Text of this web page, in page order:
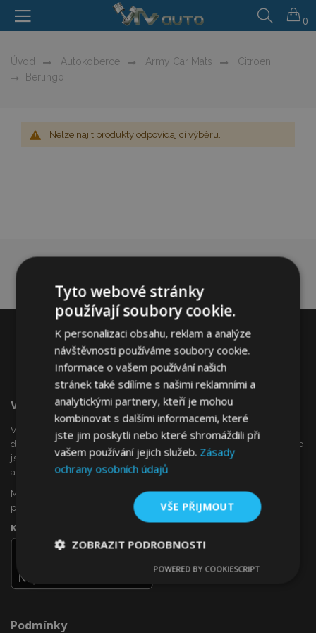
0
Úvod Autokoberce Army Car Mats
Citroen
Berlingo
Nelze najít produkty odpovídající výběru.
Vítejte Na VTVauto.cz
VTVauto je maloobchodním prodejcem a velkoobchodním
dodavatelem autopříslušenství a autodoplňků v Evropě, jako
jsou např .: ozdobné kryty kol (poklice), okenní deflektory,
autopotahy, autorohože, chromové kryty a rámy, ...
Máte zájem o dropshipping, nebo se chcete stát naším
partnerem?
Kontaktujte nás ještě dnes!
Podmínky
Tyto webové stránky
používají soubory cookie.
K personalizaci obsahu, reklam a analýze
návštěvnosti používáme soubory cookie.
Informace o vašem používání našich
stránek také sdílíme s našimi reklamními a
analytickými partnery, kteří je mohou
kombinovat s dalšími informacemi, které
jste jim poskytli nebo které shromáždili při
vašem používání jejich služeb. Zásady
ochrany osobních údajů
VŠE PŘIJMOUT
ZOBRAZIT PODROBNOSTI
nutné
Výkonové
soubory
Soubory
POWERED BY COOKIESCRIPT